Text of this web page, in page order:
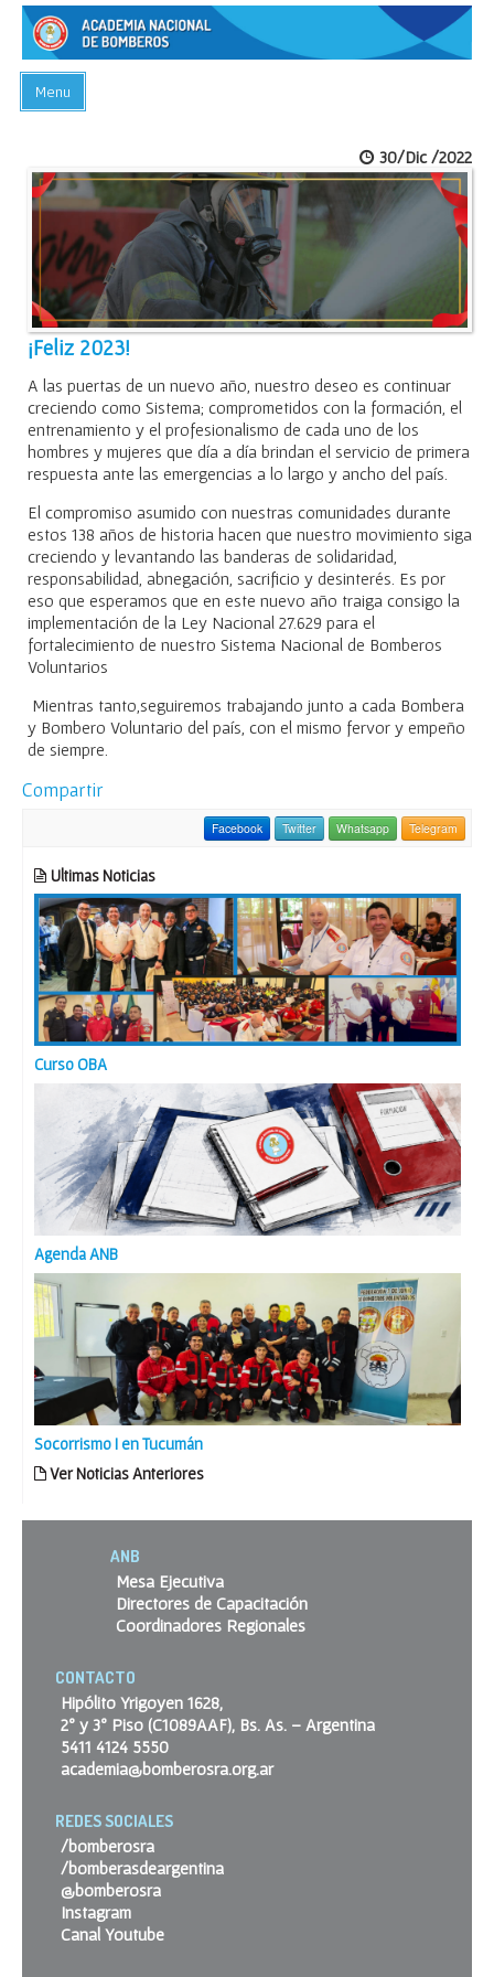
Menu
ACADEMIA
PREGUNTAS FRECUENTES
BIBLIOTECA
EVENTOS
CONTACTO
30/Dic /2022
¡Feliz 2023!
A las puertas de un nuevo año, nuestro deseo es continuar
creciendo como Sistema; comprometidos con la formación, el
entrenamiento y el profesionalismo de cada uno de los
hombres y mujeres que día a día brindan el servicio de primera
respuesta ante las emergencias a lo largo y ancho del país.
El compromiso asumido con nuestras comunidades durante
estos 138 años de historia hacen que nuestro movimiento siga
creciendo y levantando las banderas de solidaridad,
responsabilidad, abnegación, sacrificio y desinterés. Es por
eso que esperamos que en este nuevo año traiga consigo la
implementación de la Ley Nacional 27.629 para el
fortalecimiento de nuestro Sistema Nacional de Bomberos
Voluntarios
Mientras tanto,seguiremos trabajando junto a cada Bombera
y Bombero Voluntario del país, con el mismo fervor y empeño
de siempre.
Compartir
Facebook Twitter Whatsapp Telegram
Ultimas Noticias
Curso OBA
Agenda ANB
Socorrismo I en Tucumán
Ver Noticias Anteriores
ANB
Mesa Ejecutiva
Directores de Capacitación
Coordinadores Regionales
CONTACTO
Hipólito Yrigoyen 1628,
2º y 3º Piso (C1089AAF), Bs. As. – Argentina
5411 4124 5550
academia@bomberosra.org.ar
REDES SOCIALES
/bomberosra
/bomberasdeargentina
@bomberosra
Instagram
Canal Youtube